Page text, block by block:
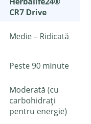
CR7 Drive
Medie – Ridicată
Peste 90 minute
Moderată (cu
carbohidrați
pentru energie)